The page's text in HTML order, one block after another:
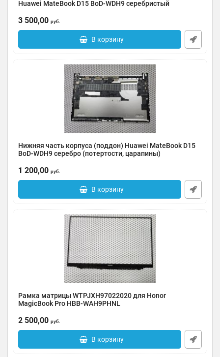
Huawei MateBook D15 BoD-WDH9 серебристый
3 500,00 руб.
В корзину
Нижняя часть корпуса (поддон) Huawei MateBook D15
BoD-WDH9 серебро (потертости, царапины)
1 200,00 руб.
В корзину
Рамка матрицы WTPJXH97022020 для Honor
MagicBook Pro HBB-WAH9PHNL
2 500,00 руб.
В корзину